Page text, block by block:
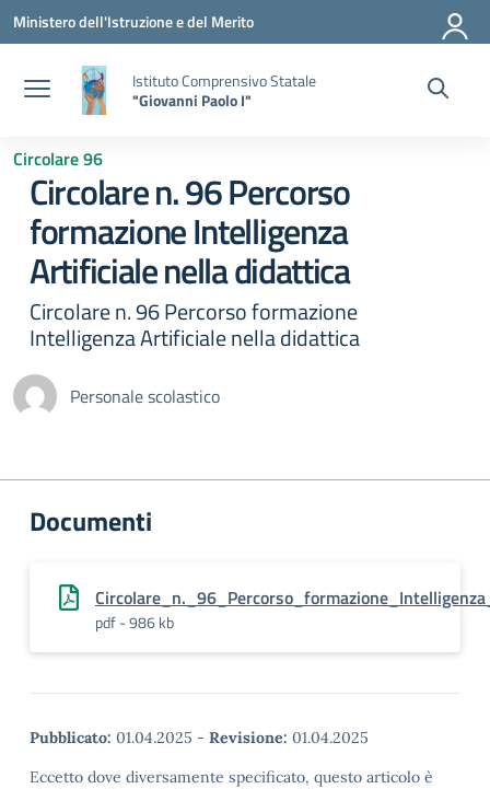
Vai ai contenuti
Vai al menu di navigazione
Vai al footer
Ministero dell'Istruzione e del Merito
Istituto Comprensivo Statale
"Giovanni Paolo I"
Circolare 96
Circolare n. 96 Percorso
formazione Intelligenza
Artificiale nella didattica
Circolare n. 96 Percorso formazione
Intelligenza Artificiale nella didattica
Personale scolastico
Documenti
pdf - 986 kb
Pubblicato: 01.04.2025 - Revisione: 01.04.2025
Eccetto dove diversamente specificato, questo articolo è